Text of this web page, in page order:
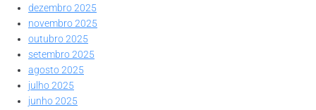
dezembro 2025
novembro 2025
outubro 2025
setembro 2025
agosto 2025
julho 2025
junho 2025